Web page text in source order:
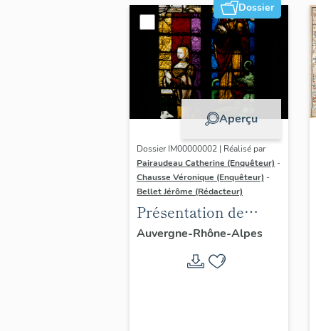
Dossier
Aperçu
Dossier IM00000002 | Réalisé par
Pairaudeau Catherine (Enquêteur) -
Chausse Véronique (Enquêteur) -
Bellet Jérôme (Rédacteur)
Présentation de
l'aire d'étude du
recensement du
vitrail ancien de
Auvergne-Rhône-Alpes